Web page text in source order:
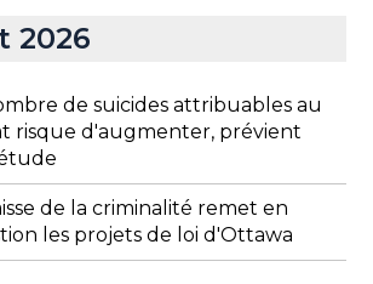
2026
de suicides attribuables au
risque d'augmenter, prévient
de la criminalité remet en
les projets de loi d'Ottawa